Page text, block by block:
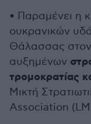
• Παραμένει η
ουκρανικών
Θάλασσας
αυξημένων
τρομοκρατίας
Μικτή
Association